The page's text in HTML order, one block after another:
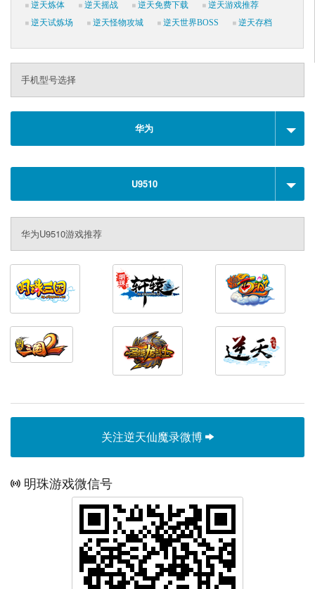
逆天炼体
逆天摇战 逆天免费下载
逆天游戏推荐
逆天试炼场
逆天怪物攻城 逆天世界BOSS 逆天存档
手机型号选择
华为
U9510
华为U9510游戏推荐
关注逆天仙魔录微博
明珠游戏微信号